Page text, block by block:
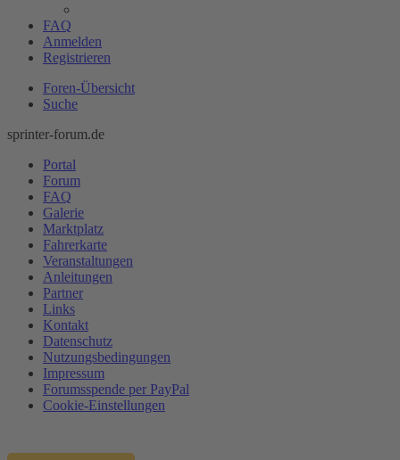
FAQ
Anmelden
Registrieren
Foren-Übersicht
Suche
sprinter-forum.de
Portal
Forum
FAQ
Galerie
Marktplatz
Fahrerkarte
Veranstaltungen
Anleitungen
Partner
Links
Kontakt
Datenschutz
Nutzungsbedingungen
Impressum
Forumsspende per PayPal
Cookie-Einstellungen